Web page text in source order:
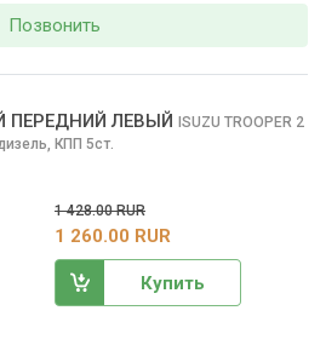
Позвонить
ПЕРЕДНИЙ ЛЕВЫЙ ISUZU TROOPER 2
КПП 5ст.
1 428.00 RUR
1 260.00 RUR
Купить